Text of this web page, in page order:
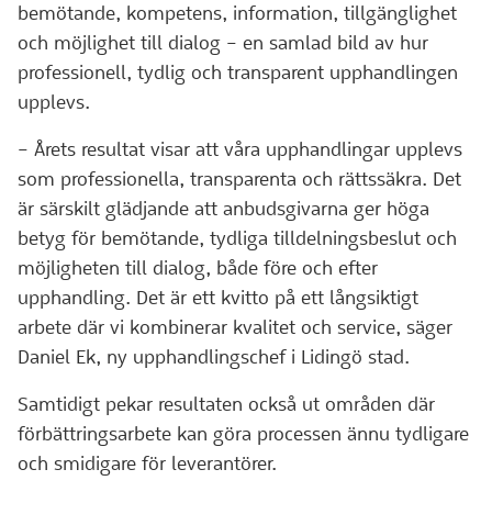
bemötande, kompetens, information, tillgänglighet
och möjlighet till dialog – en samlad bild av hur
professionell, tydlig och transparent upphandlingen
upplevs.
– Årets resultat visar att våra upphandlingar upplevs
som professionella, transparenta och rättssäkra. Det
är särskilt glädjande att anbudsgivarna ger höga
betyg för bemötande, tydliga tilldelningsbeslut och
möjligheten till dialog, både före och efter
upphandling. Det är ett kvitto på ett långsiktigt
arbete där vi kombinerar kvalitet och service, säger
Daniel Ek, ny upphandlingschef i Lidingö stad.
Samtidigt pekar resultaten också ut områden där
förbättringsarbete kan göra processen ännu tydligare
och smidigare för leverantörer.